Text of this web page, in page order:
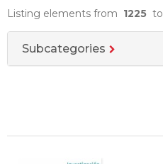
Listing elements from 1225 to
Subcategories